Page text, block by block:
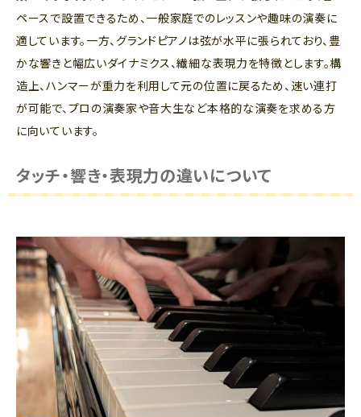
ペースで設置できるため、一般家庭でのレッスンや趣味の演奏に
適しています。一方、グランドピアノは弦が水平に張られており、豊
かな響きと幅広いダイナミクス、繊細な表現力を特徴とします。構
造上、ハンマーが重力を利用して元の位置に戻るため、速い連打
が可能で、プロの演奏家や音大生など本格的な演奏を求める方
に向いています。
タッチ・響き・表現力の違いについて